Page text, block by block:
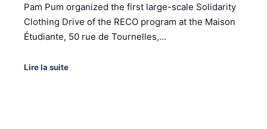
Pam Pum organized the first large-scale Solidarity
Clothing Drive of the RECO program at the Maison
Étudiante, 50 rue de Tournelles,…
Lire la suite